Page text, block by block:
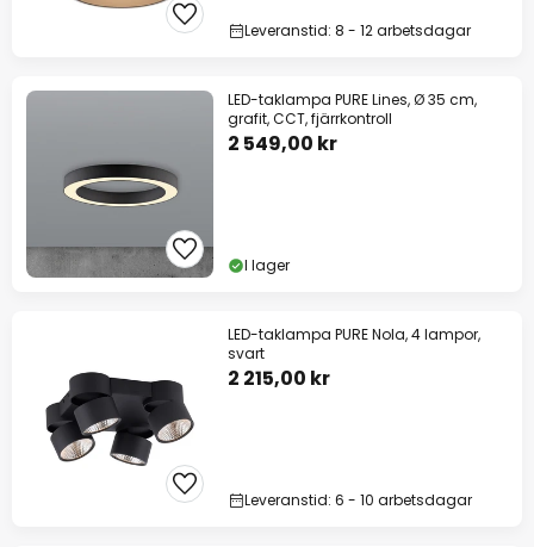
Leveranstid: 8 - 12 arbetsdagar
LED-taklampa PURE Lines, Ø 35 cm,
grafit, CCT, fjärrkontroll
2 549,00 kr
I lager
LED-taklampa PURE Nola, 4 lampor,
svart
2 215,00 kr
Leveranstid: 6 - 10 arbetsdagar